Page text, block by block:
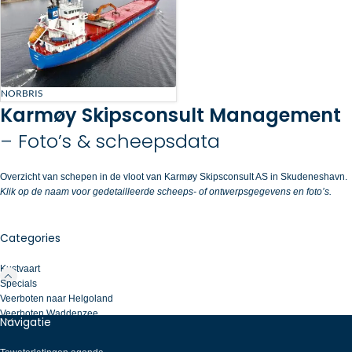
Categories
Kustvaart
Specials
Veerboten naar Helgoland
Veerboten Waddenzee
NORBRIS
Karmøy Skipsconsult Management
– Foto’s & scheepsdata
Overzicht van schepen in de vloot van Karmøy Skipsconsult AS in Skudeneshavn.
Klik op de naam voor gedetailleerde scheeps- of ontwerpsgegevens en foto’s.
Navigatie